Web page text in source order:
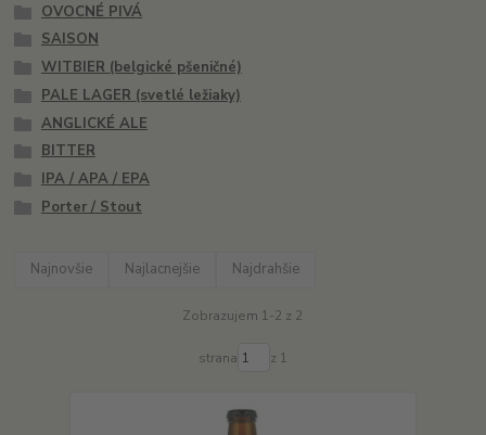
OVOCNÉ PIVÁ
SAISON
WITBIER (belgické pšeničné)
PALE LAGER (svetlé ležiaky)
ANGLICKÉ ALE
BITTER
IPA / APA / EPA
Porter / Stout
Najnovšie Najlacnejšie Najdrahšie
Zobrazujem 1-2 z 2
strana z 1